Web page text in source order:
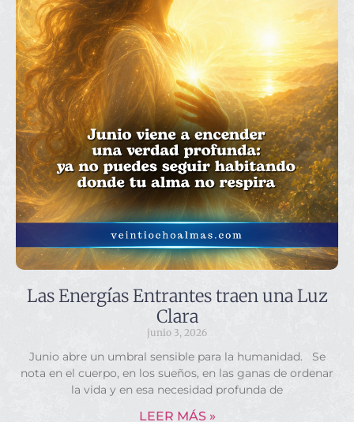
Las Energías Entrantes traen una Luz
Clara
junio 3, 2026
Junio abre un umbral sensible para la humanidad. Se
nota en el cuerpo, en los sueños, en las ganas de ordenar
la vida y en esa necesidad profunda de
LEER MÁS »